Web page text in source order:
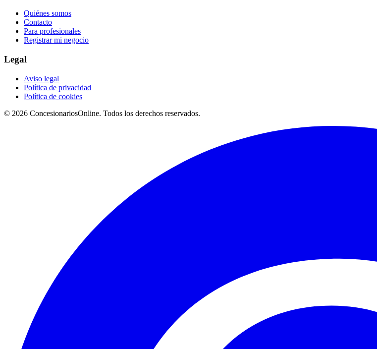
Quiénes somos
Contacto
Para profesionales
Registrar mi negocio
Legal
Aviso legal
Política de privacidad
Política de cookies
© 2026 ConcesionariosOnline. Todos los derechos reservados.